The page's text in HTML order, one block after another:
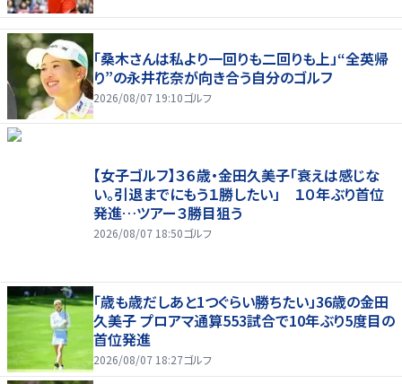
「桑木さんは私より一回りも二回りも上」“全英帰
り”の永井花奈が向き合う自分のゴルフ
2026/08/07 19:10ゴルフ
【女子ゴルフ】３６歳・金田久美子「衰えは感じな
い。引退までにもう１勝したい」 １０年ぶり首位
発進…ツアー３勝目狙う
2026/08/07 18:50ゴルフ
「歳も歳だしあと1つぐらい勝ちたい」36歳の金田
久美子 プロアマ通算553試合で10年ぶり5度目の
首位発進
2026/08/07 18:27ゴルフ